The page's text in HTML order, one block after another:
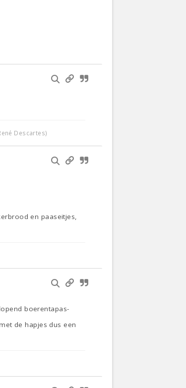
Descartes)
en paaseitjes,
boerentapas-
de hapjes dus een